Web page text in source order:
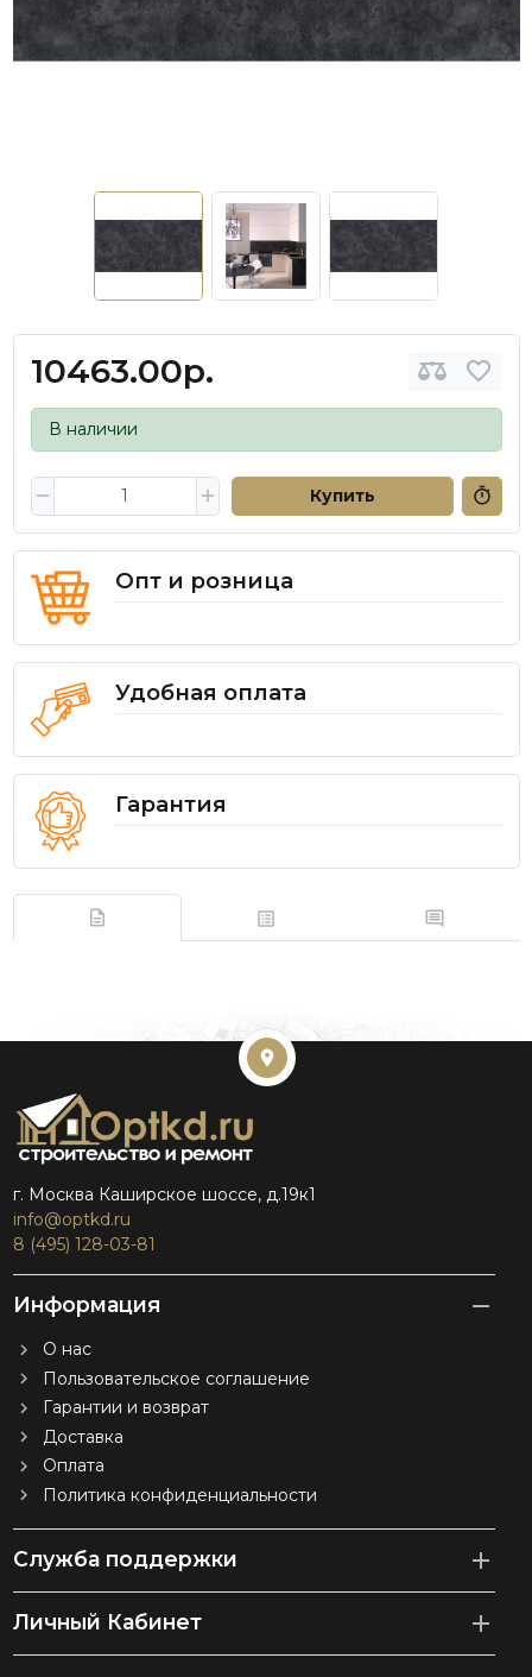
10463.00р.
В наличии
Купить
Опт и розница
Удобная оплата
Гарантия
г. Москва Каширское шоссе, д.19к1
info@optkd.ru
8 (495) 128-03-81
Информация
О нас
Пользовательское соглашение
Гарантии и возврат
Доставка
Оплата
Политика конфиденциальности
Служба поддержки
Личный Кабинет